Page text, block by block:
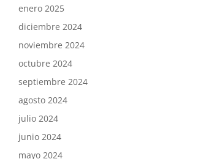
enero 2025
diciembre 2024
noviembre 2024
octubre 2024
septiembre 2024
agosto 2024
julio 2024
junio 2024
mayo 2024